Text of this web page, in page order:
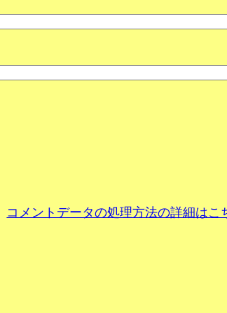
コメントデータの処理方法の詳細はこ